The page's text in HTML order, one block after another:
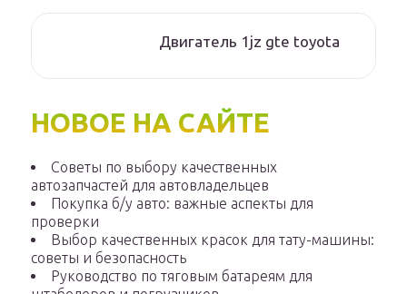
Двигатель 1jz gte toyota
НОВОЕ НА САЙТЕ
Советы по выбору качественных
автозапчастей для автовладельцев
Покупка б/у авто: важные аспекты для
проверки
Выбор качественных красок для тату-машины:
советы и безопасность
Руководство по тяговым батареям для